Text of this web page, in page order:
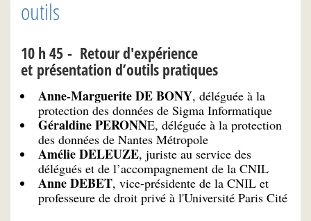
outils
10 h 45 - Retour d'expérience
et présentation d’outils pratiques
Anne-Marguerite DE BONY, déléguée à la
protection des données de Sigma Informatique
Géraldine PERONNE, déléguée à la protection
des données de Nantes Métropole
Amélie DELEUZE, juriste au service des
délégués et de l’accompagnement de la CNIL
Anne DEBET, vice-présidente de la CNIL et
professeure de droit privé à l'Université Paris Cité